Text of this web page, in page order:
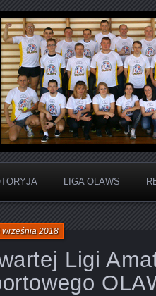
Sportowego
LIGA OLAWS
Ligi
września 2018